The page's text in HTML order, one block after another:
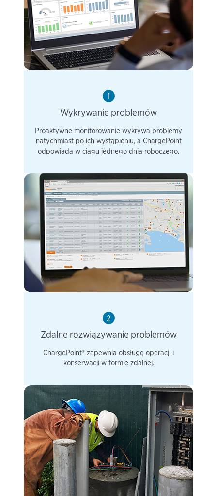
1
Wykrywanie problemów
Proaktywne monitorowanie wykrywa problemy
natychmiast po ich wystąpieniu, a ChargePoint
odpowiada w ciągu jednego dnia roboczego.
2
Zdalne rozwiązywanie problemów
ChargePoint® zapewnia obsługę operacji i
konserwacji w formie zdalnej.